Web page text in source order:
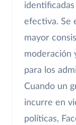
efectiva. Se
mayor
moderación
para los
Cuando un
incurre en
políticas,